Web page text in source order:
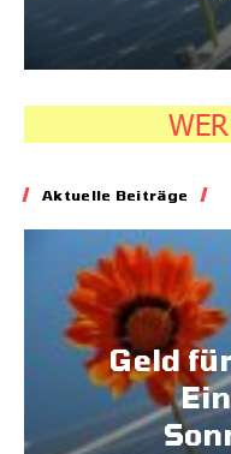
Aktuelle Beiträge
Geld